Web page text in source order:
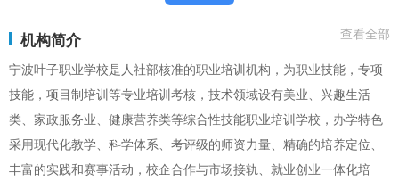
机构简介
查看全部
宁波叶子职业学校是人社部核准的职业培训机构，为职业技能，专项
技能，项目制培训等专业培训考核，技术领域设有美业、兴趣生活
类、家政服务业、健康营养类等综合性技能职业培训学校，办学特色
采用现代化教学、科学体系、考评级的师资力量、精确的培养定位、
丰富的实践和赛事活动，校企合作与市场接轨、就业创业一体化培